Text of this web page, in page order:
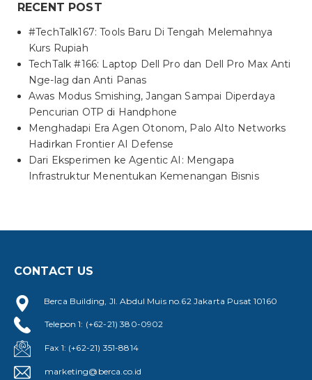
RECENT POST
#TechTalk167: Tools Baru Di Tengah Melemahnya
Kurs Rupiah
TechTalk #166: Laptop Dell Pro dan Dell Pro Max Anti
Nge-lag dan Anti Panas
Awas Modus Smishing, Jangan Sampai Diperdaya
Pencurian OTP di Handphone
Menghadapi Era Agen Otonom, Palo Alto Networks
Hadirkan Frontier AI Defense
Dari Eksperimen ke Agentic AI: Mengapa
Infrastruktur Menentukan Kemenangan Bisnis
CONTACT US
Berca Building, Jl. Abdul Muis no.62 Jakarta Pusat 10160
Telepon 1: (+62-21) 380-0902
Fax 1: (+62-21) 351-8814
marketing@berca.co.id